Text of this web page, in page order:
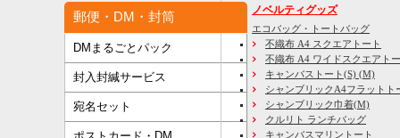
郵便・DM・封筒
DMまるごとパック
封入封緘サービス
宛名セット
ノベルティグッズ
エコバッグ・トートバッグ
不織布 A4 スクエアトート
不織布 A4 ワイドスクエアト
キャンバストート(S) (M)
シャンブリックA4フラットト
シャンブリック巾着(M)
クルリト ランチバッグ
キャンバスマリントート